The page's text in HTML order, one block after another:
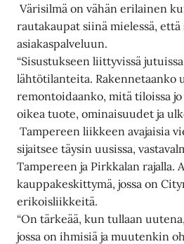
Värisilmä on vähän erilainen
rautakaupat siinä mielessä, että
asiakaspalveluun.
“Sisustukseen liittyvissä
lähtötilanteita. Rakennetaanko
remontoidaanko, mitä tiloissa jo
oikea tuote, ominaisuudet ja
Tampereen liikkeen avajaisia
sijaitsee täysin uusissa,
Tampereen ja Pirkkalan rajalla.
kauppakeskittymä, jossa on
erikoisliikkeitä.
“On tärkeää, kun tullaan
jossa on ihmisiä ja muutenkin